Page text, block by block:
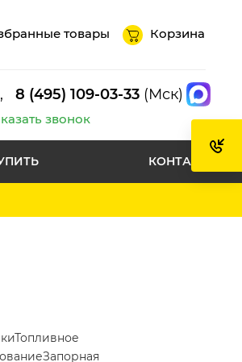
товары Корзина
8 (495) 109-03-33 (Мск)
звонок
КОНТАКТЫ
Топливное
Запорная